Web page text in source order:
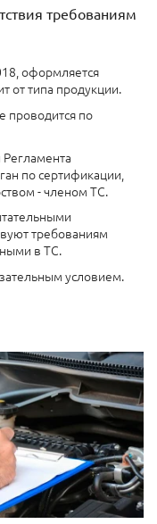
требованиям
оформляется
от типа продукции.
проводится по
по сертификации,
- членом ТС.
требованиям
в ТС.
условием.